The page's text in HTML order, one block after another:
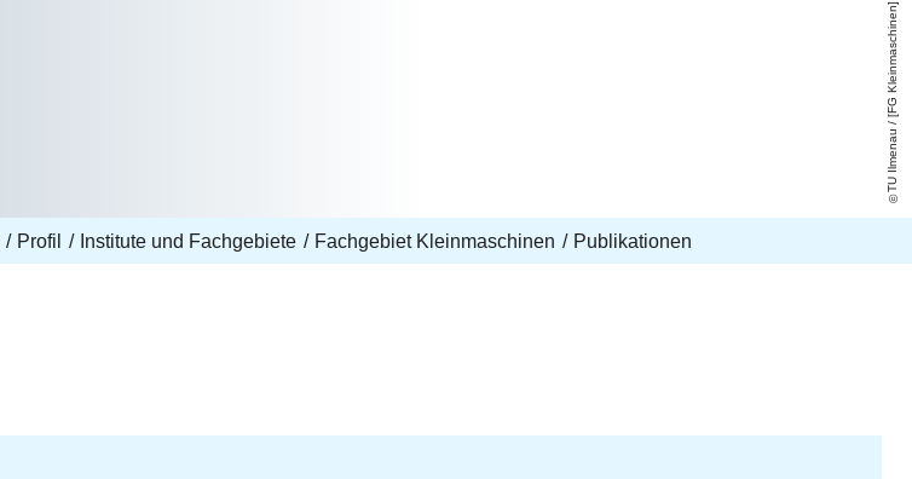
TU Ilmenau / [FG Kleinmaschinen]
Profil Institute und Fachgebiete Fachgebiet Kleinmaschinen Publikationen